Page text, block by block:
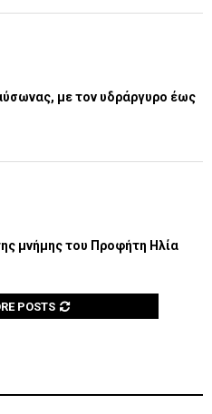
με τον υδράργυρο έως
μνήμης του Προφήτη Ηλία
POSTS